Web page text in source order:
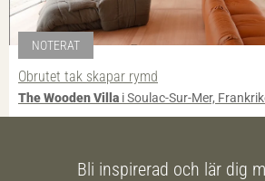
NOTERAT
Obrutet tak skapar rymd
The Wooden Villa i Soulac-Sur-Mer,
Bli inspirerad och lär dig